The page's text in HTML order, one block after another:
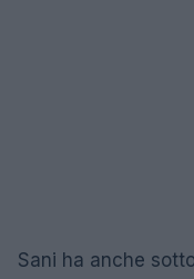
Sani ha anche